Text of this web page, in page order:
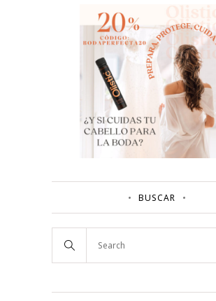
BUSCAR